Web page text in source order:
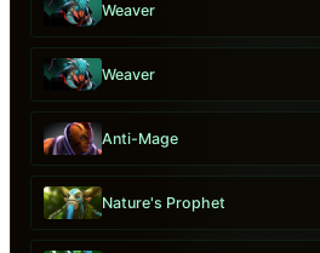
Weaver
Weaver
Anti-Mage
Nature's Prophet